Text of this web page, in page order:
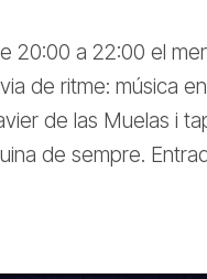
20:00 a 22:00 el
de ritme: música
de las Muelas i
de sempre.